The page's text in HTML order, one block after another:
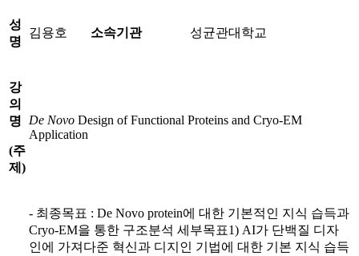
성
명
김용호 소속기관 성균관대학교
강
의
명
(주
제 )
De Novo Design of Functional Proteins and Cryo-EM
Application
- 최종목표 : De Novo protein에 대한 기본적인 지식 습득과
Cryo-EM을 통한 구조분석 세부목표1) AI가 단백질 디자
인에 가져다준 혁신과 디지인 기법에 대한 기본 지식 습득